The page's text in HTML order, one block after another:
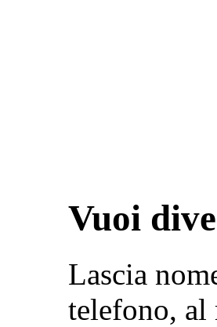
Vuoi
Lascia
telefono, al